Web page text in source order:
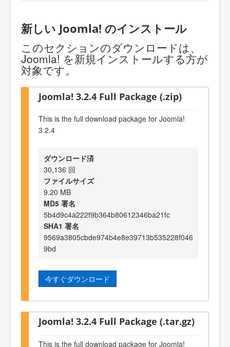
新しい Joomla! のインストール
このセクションのダウンロードは、
Joomla! を新規インストールする方が
対象です。
Joomla! 3.2.4 Full Package (.zip)
This is the full download package for Joomla!
3.2.4
ダウンロード済
30,136 回
ファイルサイズ
9.20 MB
MD5 署名
5b4d9c4a222f9b364b80612346ba21fc
SHA1 署名
9569a3805cbde974b4e8e39713b535228f046
9bd
今すぐダウンロード
Joomla! 3.2.4 Full Package (.tar.gz)
This is the full download package for Joomla!